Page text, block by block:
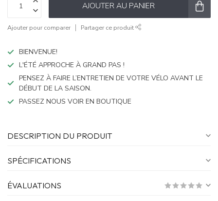
AJOUTER AU PANIER
Ajouter pour comparer Partager ce produit
BIENVENUE!
L'ÉTÉ APPROCHE À GRAND PAS !
PENSEZ À FAIRE L’ENTRETIEN DE VOTRE VÉLO AVANT LE
DÉBUT DE LA SAISON.
PASSEZ NOUS VOIR EN BOUTIQUE
DESCRIPTION DU PRODUIT
SPÉCIFICATIONS
ÉVALUATIONS